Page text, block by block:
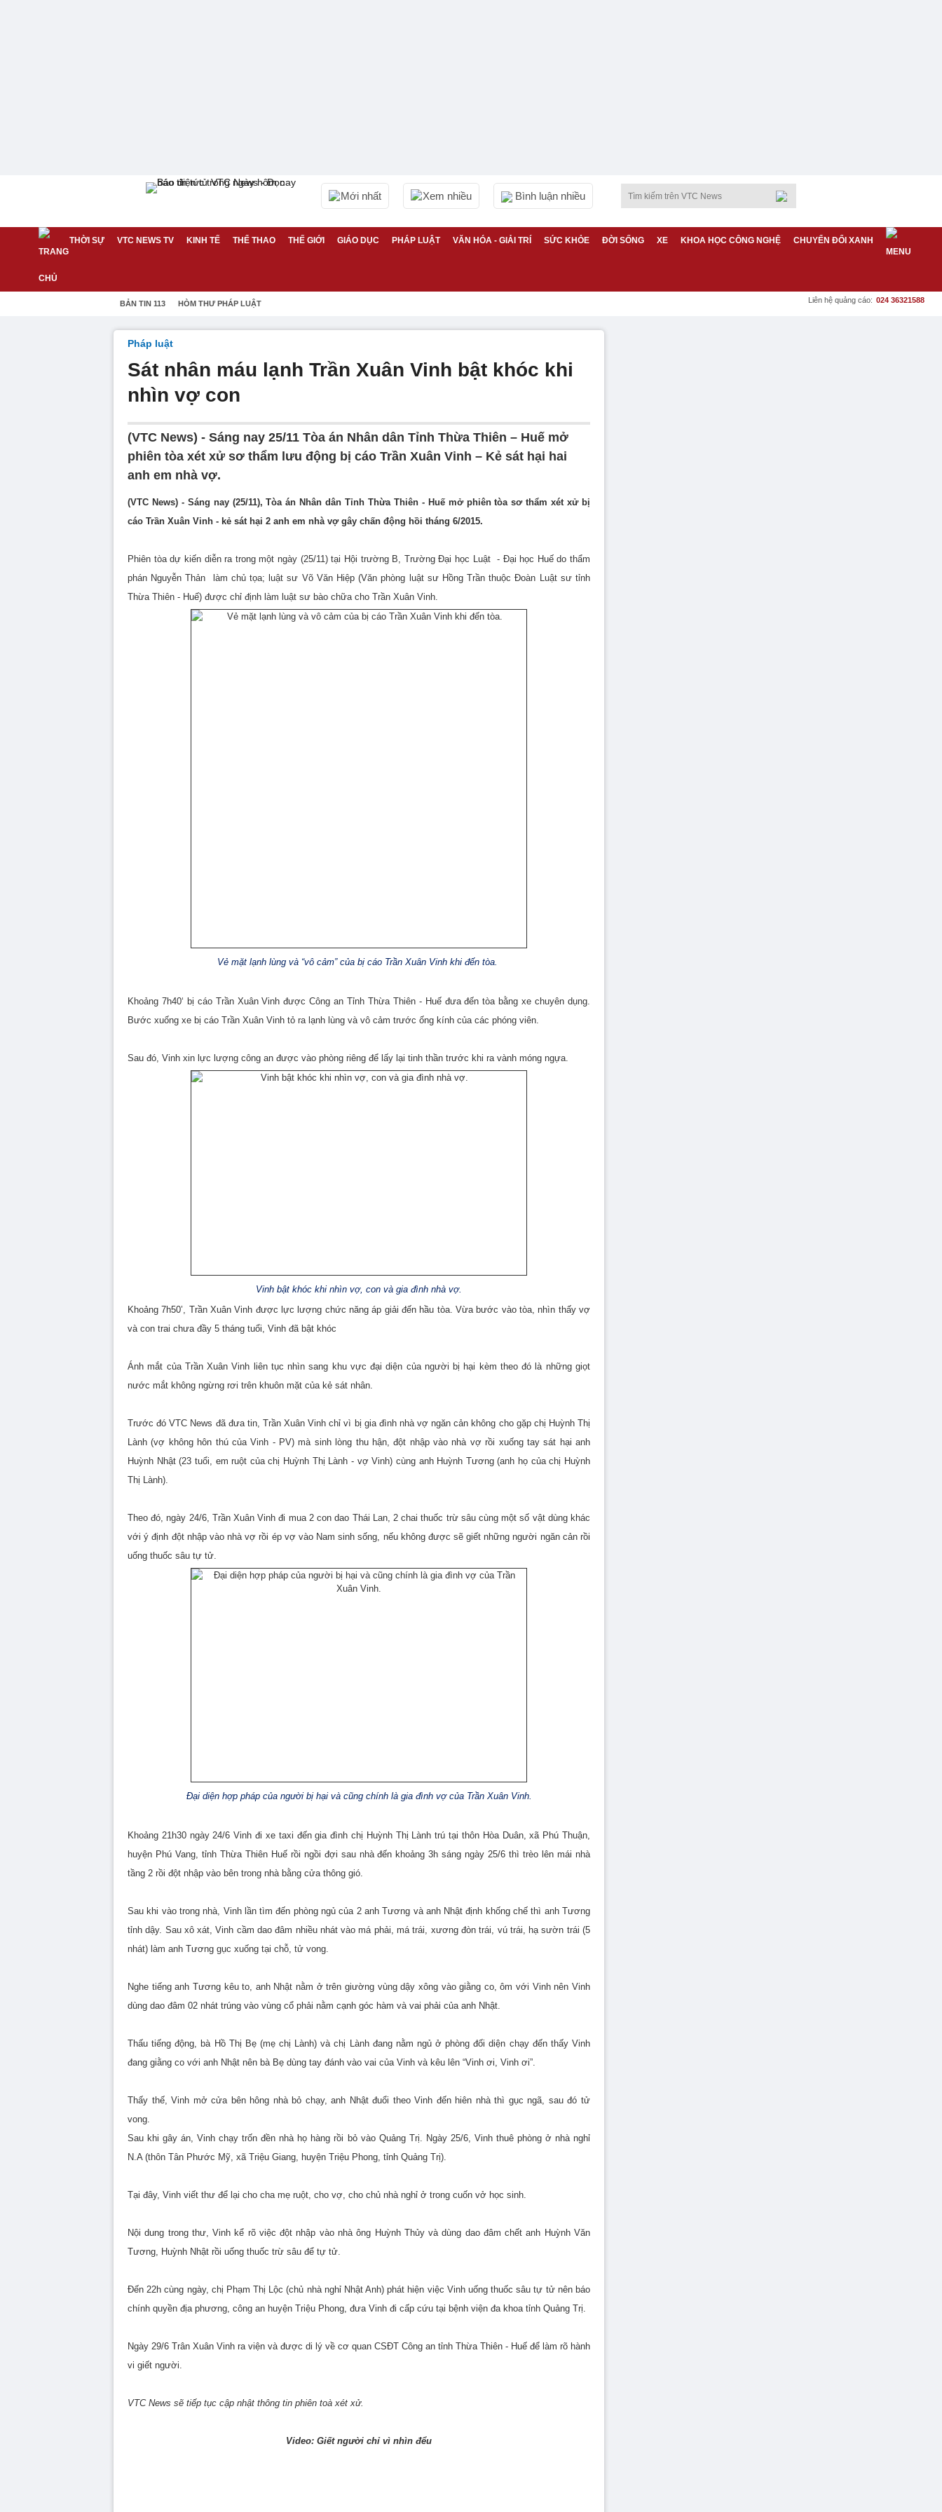
Mới nhất Xem nhiều Bình luận nhiều
THỜI SỰ VTC NEWS TV KINH TẾ THỂ THAO THẾ GIỚI GIÁO DỤC PHÁP LUẬT VĂN HÓA - GIẢI TRÍ SỨC KHỎE ĐỜI SỐNG XE KHOA HỌC CÔNG NGHỆ CHUYỂN ĐỔI XANH
BẢN TIN 113 HÒM THƯ PHÁP LUẬT Liên hệ quảng cáo: 024 36321588
Pháp luật
Sát nhân máu lạnh Trần Xuân Vinh bật khóc khi
nhìn vợ con
(VTC News) - Sáng nay 25/11 Tòa án Nhân dân Tỉnh Thừa Thiên – Huế mở
phiên tòa xét xử sơ thẩm lưu động bị cáo Trần Xuân Vinh – Kẻ sát hại hai
anh em nhà vợ.
(VTC News) - Sáng nay (25/11), Tòa án Nhân dân Tỉnh Thừa Thiên - Huế mở phiên tòa sơ thẩm xét xử bị
cáo Trần Xuân Vinh - kẻ sát hại 2 anh em nhà vợ gây chấn động hồi tháng 6/2015.
Phiên tòa dự kiến diễn ra trong một ngày (25/11) tại Hội trường B, Trường Đại học Luật - Đại học Huế do thẩm
phán Nguyễn Thản làm chủ tọa; luật sư Võ Văn Hiệp (Văn phòng luật sư Hồng Trần thuộc Đoàn Luật sư tỉnh
Thừa Thiên - Huế) được chỉ định làm luật sư bào chữa cho Trần Xuân Vinh.
Vẻ mặt lạnh lùng và “vô cảm” của bị cáo Trần Xuân Vinh khi đến tòa.
Khoảng 7h40‘ bị cáo Trần Xuân Vinh được Công an Tỉnh Thừa Thiên - Huế đưa đến tòa bằng xe chuyên dụng.
Bước xuống xe bị cáo Trần Xuân Vinh tỏ ra lạnh lùng và vô cảm trước ống kính của các phóng viên.
Sau đó, Vinh xin lực lượng công an được vào phòng riêng để lấy lại tinh thần trước khi ra vành móng ngựa.
Vinh bật khóc khi nhìn vợ, con và gia đình nhà vợ.
Khoảng 7h50’, Trần Xuân Vinh được lực lượng chức năng áp giải đến hầu tòa. Vừa bước vào tòa, nhìn thấy vợ
và con trai chưa đầy 5 tháng tuổi, Vinh đã bật khóc
Ánh mắt của Trần Xuân Vinh liên tục nhìn sang khu vực đại diện của người bị hại kèm theo đó là những giọt
nước mắt không ngừng rơi trên khuôn mặt của kẻ sát nhân.
Trước đó VTC News đã đưa tin, Trần Xuân Vinh chỉ vì bị gia đình nhà vợ ngăn cản không cho gặp chị Huỳnh Thị
Lành (vợ không hôn thú của Vinh - PV) mà sinh lòng thu hận, đột nhập vào nhà vợ rồi xuống tay sát hại anh
Huỳnh Nhật (23 tuổi, em ruột của chị Huỳnh Thị Lành - vợ Vinh) cùng anh Huỳnh Tương (anh họ của chị Huỳnh
Thị Lành).
Theo đó, ngày 24/6, Trần Xuân Vinh đi mua 2 con dao Thái Lan, 2 chai thuốc trừ sâu cùng một số vật dùng khác
với ý định đột nhập vào nhà vợ rồi ép vợ vào Nam sinh sống, nếu không được sẽ giết những người ngăn cản rồi
uống thuốc sâu tự tử.
Đại diện hợp pháp của người bị hại và cũng chính là gia đình vợ của Trần Xuân Vinh.
Khoảng 21h30 ngày 24/6 Vinh đi xe taxi đến gia đình chị Huỳnh Thị Lành trú tại thôn Hòa Duân, xã Phú Thuận,
huyện Phú Vang, tỉnh Thừa Thiên Huế rồi ngồi đợi sau nhà đến khoảng 3h sáng ngày 25/6 thì trèo lên mái nhà
tầng 2 rồi đột nhập vào bên trong nhà bằng cửa thông gió.
Sau khi vào trong nhà, Vinh lần tìm đến phòng ngủ của 2 anh Tương và anh Nhật định khống chế thì anh Tương
tỉnh dậy. Sau xô xát, Vinh cầm dao đâm nhiều nhát vào má phải, má trái, xương đòn trái, vú trái, hạ sườn trái (5
nhát) làm anh Tương gục xuống tại chỗ, tử vong.
Nghe tiếng anh Tương kêu to, anh Nhật nằm ở trên giường vùng dậy xông vào giằng co, ôm với Vinh nên Vinh
dùng dao đâm 02 nhát trúng vào vùng cổ phải nằm cạnh góc hàm và vai phải của anh Nhật.
Thấu tiếng động, bà Hồ Thị Bẹ (mẹ chị Lành) và chị Lành đang nằm ngủ ở phòng đối diện chạy đến thấy Vinh
đang giằng co với anh Nhật nên bà Bẹ dùng tay đánh vào vai của Vinh và kêu lên “Vinh ơi, Vinh ơi”.
Thấy thế, Vinh mở cửa bên hông nhà bỏ chạy, anh Nhật đuổi theo Vinh đến hiên nhà thì gục ngã, sau đó tử
vong.
Sau khi gây án, Vinh chạy trốn đền nhà họ hàng rồi bỏ vào Quảng Trị. Ngày 25/6, Vinh thuê phòng ở nhà nghỉ
N.A (thôn Tân Phước Mỹ, xã Triệu Giang, huyện Triệu Phong, tỉnh Quảng Trị).
Tại đây, Vinh viết thư để lại cho cha mẹ ruột, cho vợ, cho chủ nhà nghỉ ở trong cuốn vở học sinh.
Nội dung trong thư, Vinh kể rõ việc đột nhập vào nhà ông Huỳnh Thủy và dùng dao đâm chết anh Huỳnh Văn
Tương, Huỳnh Nhật rồi uống thuốc trừ sâu để tự tử.
Đến 22h cùng ngày, chị Phạm Thị Lộc (chủ nhà nghỉ Nhật Anh) phát hiện việc Vinh uống thuốc sâu tự tử nên báo
chính quyền địa phương, công an huyện Triệu Phong, đưa Vinh đi cấp cứu tại bệnh viện đa khoa tỉnh Quảng Trị.
Ngày 29/6 Trân Xuân Vinh ra viện và được di lý về cơ quan CSĐT Công an tỉnh Thừa Thiên - Huế để làm rõ hành
vi giết người.
VTC News sẽ tiếp tục cập nhật thông tin phiên toà xét xử.
Video: Giết người chỉ vì nhìn đểu